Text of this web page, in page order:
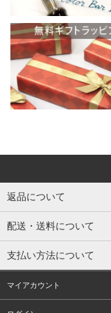
返品について
配送・送料について
支払い方法について
マイアカウント